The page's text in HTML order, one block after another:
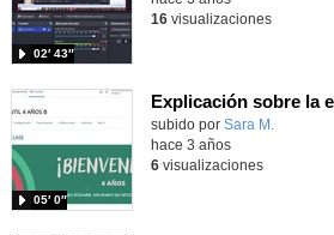
02′ 43″
16visualizaciones
subido por Sara M.
05′ 0″
hace 3 años
6visualizaciones